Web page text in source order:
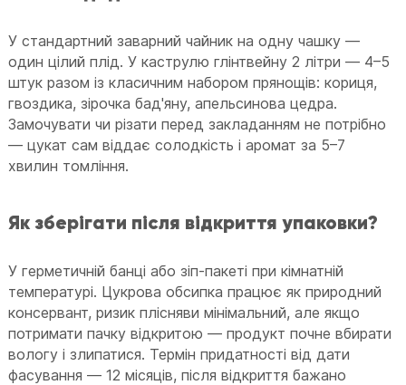
У стандартний заварний чайник на одну чашку —
один цілий плід. У каструлю глінтвейну 2 літри — 4–5
штук разом із класичним набором прянощів: кориця,
гвоздика, зірочка бад'яну, апельсинова цедра.
Замочувати чи різати перед закладанням не потрібно
— цукат сам віддає солодкість і аромат за 5–7
хвилин томління.
Як зберігати після відкриття упаковки?
У герметичній банці або зіп-пакеті при кімнатній
температурі. Цукрова обсипка працює як природний
консервант, ризик плісняви мінімальний, але якщо
потримати пачку відкритою — продукт почне вбирати
вологу і злипатися. Термін придатності від дати
фасування — 12 місяців, після відкриття бажано